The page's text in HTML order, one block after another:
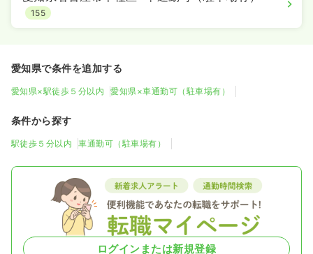
155
愛知県で条件を追加する
愛知県×駅徒歩５分以内 愛知県×車通勤可（駐車場有）
条件から探す
駅徒歩５分以内 車通勤可（駐車場有）
ログインまたは新規登録